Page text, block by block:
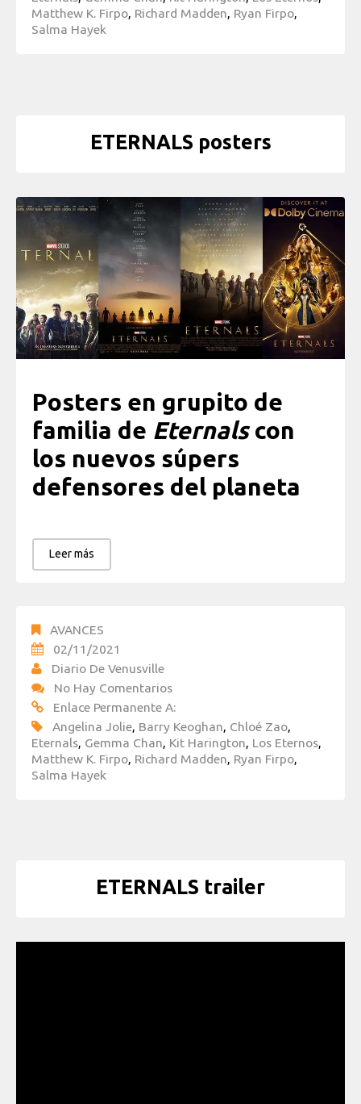
Matthew K. Firpo, Richard Madden, Ryan Firpo,
Salma Hayek
ETERNALS posters
Posters en grupito de
familia de Eternalscon
los nuevos súpers
defensores del planeta
Leer más
AVANCES
02/11/2021
Diario De Venusville
No Hay Comentarios
Enlace Permanente A:
Angelina Jolie Barry Keoghan Chloé Zao
Eternals Gemma Chan Kit Harington Los Eternos
Matthew K. Firpo Richard Madden Ryan Firpo
Salma Hayek
ETERNALS trailer